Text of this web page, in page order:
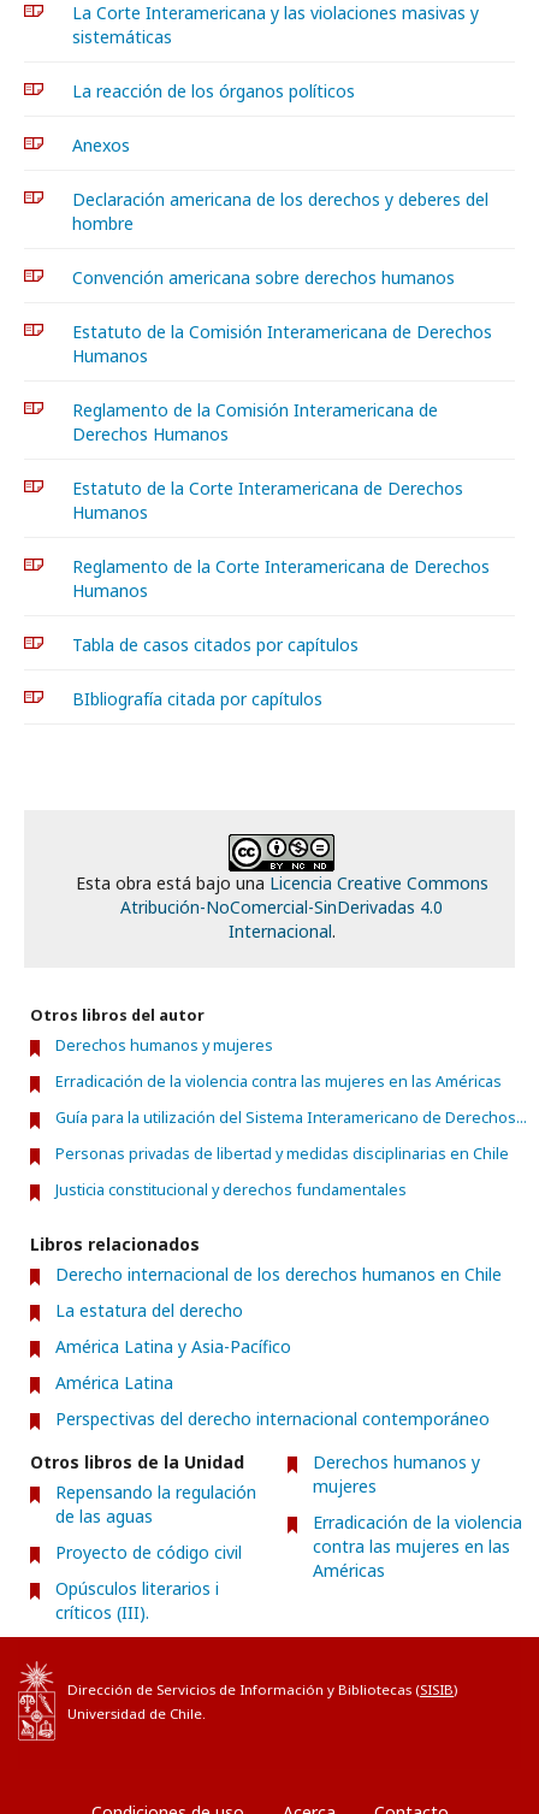
La Corte Interamericana y las violaciones masivas y
sistemáticas
La reacción de los órganos políticos
Anexos
Declaración americana de los derechos y deberes del
hombre
Convención americana sobre derechos humanos
Estatuto de la Comisión Interamericana de Derechos
Humanos
Reglamento de la Comisión Interamericana de
Derechos Humanos
Estatuto de la Corte Interamericana de Derechos
Humanos
Reglamento de la Corte Interamericana de Derechos
Humanos
Tabla de casos citados por capítulos
BIbliografía citada por capítulos
Esta obra está bajo una Licencia Creative Commons
Atribución-NoComercial-SinDerivadas 4.0
Internacional.
Otros libros del autor
Derechos humanos y mujeres
Erradicación de la violencia contra las mujeres en las Américas
Guía para la utilización del Sistema Interamericano de Derechos...
Personas privadas de libertad y medidas disciplinarias en Chile
Justicia constitucional y derechos fundamentales
Libros relacionados
Derecho internacional de los derechos humanos en Chile
La estatura del derecho
América Latina y Asia-Pacífico
América Latina
Perspectivas del derecho internacional contemporáneo
Otros libros de la Unidad
Repensando la regulación
de las aguas
Proyecto de código civil
Opúsculos literarios i
críticos (III).
Derechos humanos y
mujeres
Erradicación de la violencia
contra las mujeres en las
Américas
Dirección de Servicios de Información y Bibliotecas (SISIB)
Universidad de Chile.